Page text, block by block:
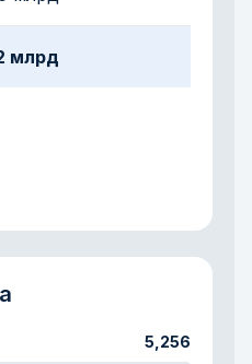
млрд
5,256